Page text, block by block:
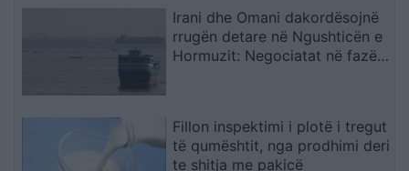
Irani dhe Omani dakordësojnë
rrugën detare në Ngushticën e
Hormuzit: Negociatat në fazën
Fillon inspektimi i plotë i tregut
të qumështit, nga prodhimi deri
te shitja me pakicë